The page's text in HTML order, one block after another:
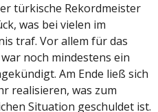
türkische Rekordmeister
was bei vielen im
traf. Vor allem für das
noch mindestens ein
Am Ende ließ sich
realisieren, was zum
Situation geschuldet ist.